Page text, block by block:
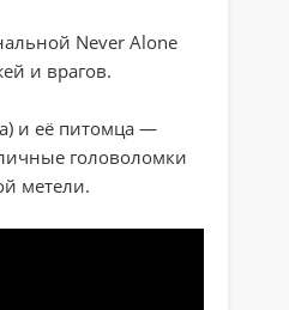
Never Alone
и врагов.
и её питомца —
головоломки
метели.